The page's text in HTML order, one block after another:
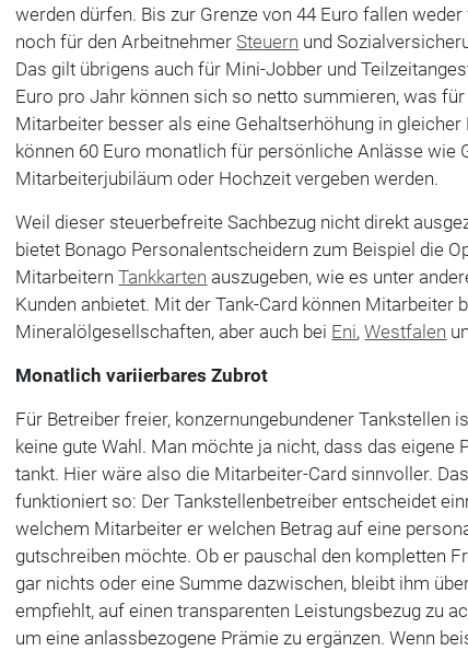
werden dürfen. Bis zur Grenze von 44 Euro fallen
noch für den Arbeitnehmer Steuern und
Das gilt übrigens auch für Mini-Jobber und
Euro pro Jahr können sich so netto summieren, was
Mitarbeiter besser als eine Gehaltserhöhung in gleicher
können 60 Euro monatlich für persönliche Anlässe wie
Mitarbeiterjubiläum oder Hochzeit vergeben werden.
Weil dieser steuerbefreite Sachbezug nicht direkt
bietet Bonago Personalentscheidern zum Beispiel die
MitarbeiternTankkarten auszugeben, wie es unter
Kunden anbietet. Mit der Tank-Card können Mitarbeiter
Mineralölgesellschaften, aber auch bei Eni,Westfalen
Monatlich variierbares Zubrot
Für Betreiber freier, konzernungebundener Tankstellen
keine gute Wahl. Man möchte ja nicht, dass das eigene
tankt. Hier wäre also die Mitarbeiter-Card sinnvoller.
funktioniert so: Der Tankstellenbetreiber entscheidet
welchem Mitarbeiter er welchen Betrag auf eine
gutschreiben möchte. Ob er pauschal den kompletten
gar nichts oder eine Summe dazwischen, bleibt ihm
empfiehlt, auf einen transparenten Leistungsbezug zu
um eine anlassbezogene Prämie zu ergänzen. Wenn